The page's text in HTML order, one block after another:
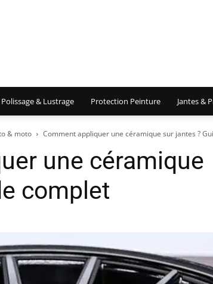
Polissage & Lustrage Protection Peinture Jantes &
& moto Comment appliquer une céramique sur jantes ?
une céramique
complet